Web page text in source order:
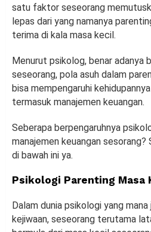
satu faktor seseorang
lepas dari yang namanya
terima di kala masa kecil.
Menurut psikolog, benar adanya
seseorang, pola asuh dalam
bisa mempengaruhi
termasuk manajemen keuangan.
Seberapa berpengaruhnya
manajemen keuangan
di bawah ini ya.
Psikologi Parenting Masa
Dalam dunia psikologi yang
kejiwaan, seseorang terutama